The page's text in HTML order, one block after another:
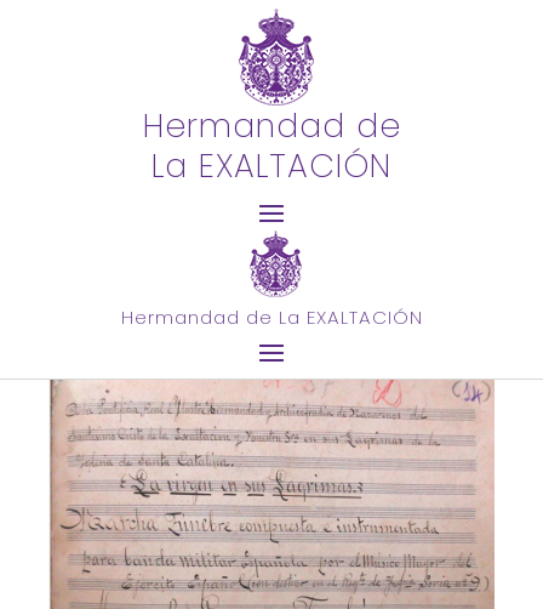
Hermandad de
La EXALTACIÓN
Hermandad de La EXALTACIÓN
Centenario de la Virgen
en sus lágrimas
Reseña histórica y análisis de la marcha
compuesta en 1926 por el maestro Manuel